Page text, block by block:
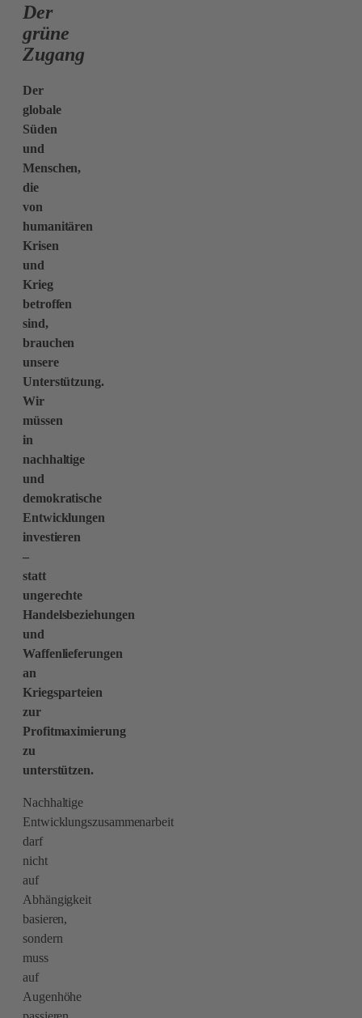
Der
grüne
Zugang
Der
globale
Süden
und
Menschen,
die
von
humanitären
Krisen
und
Krieg
betroffen
sind,
brauchen
unsere
Unterstützung.
Wir
müssen
in
nachhaltige
und
demokratische
Entwicklungen
investieren
–
statt
ungerechte
Handelsbeziehungen
und
Waffenlieferungen
an
Kriegsparteien
zur
Profitmaximierung
zu
unterstützen.
Nachhaltige
Entwicklungszusammenarbeit
darf
nicht
auf
Abhängigkeit
basieren,
sondern
muss
auf
Augenhöhe